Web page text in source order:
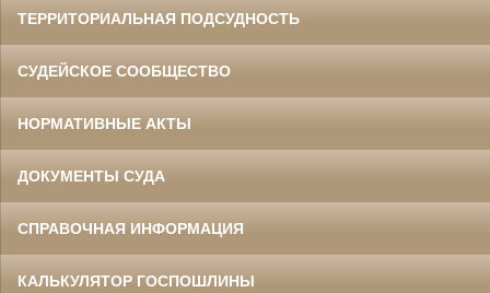
ТЕРРИТОРИАЛЬНАЯ ПОДСУДНОСТЬ
СУДЕЙСКОЕ СООБЩЕСТВО
НОРМАТИВНЫЕ АКТЫ
ДОКУМЕНТЫ СУДА
СПРАВОЧНАЯ ИНФОРМАЦИЯ
КАЛЬКУЛЯТОР ГОСПОШЛИНЫ